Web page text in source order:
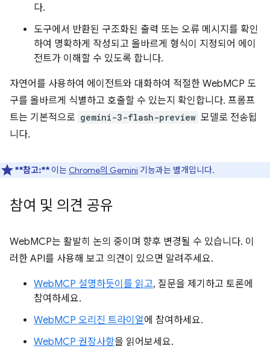
다.
도구에서 반환된 구조화된 출력 또는 오류 메시지를 확인
하여 명확하게 작성되고 올바르게 형식이 지정되어 에이
전트가 이해할 수 있도록 합니다.
자연어를 사용하여 에이전트와 대화하여 적절한 WebMCP 도
구를 올바르게 식별하고 호출할 수 있는지 확인합니다. 프롬프
트는 기본적으로 gemini-3-flash-preview 모델로 전송됩
니다.
**참고:** 이는 Chrome의 Gemini 기능과는 별개입니다.
참여 및 의견 공유
WebMCP는 활발히 논의 중이며 향후 변경될 수 있습니다. 이
러한 API를 사용해 보고 의견이 있으면 알려주세요.
WebMCP 설명하듯이를 읽고, 질문을 제기하고 토론에
참여하세요.
WebMCP 오리진 트라이얼에 참여하세요.
WebMCP 권장사항을 읽어보세요.